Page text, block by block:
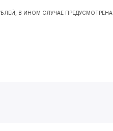
В ИНОМ СЛУЧАЕ ПРЕДУСМОТРЕНА